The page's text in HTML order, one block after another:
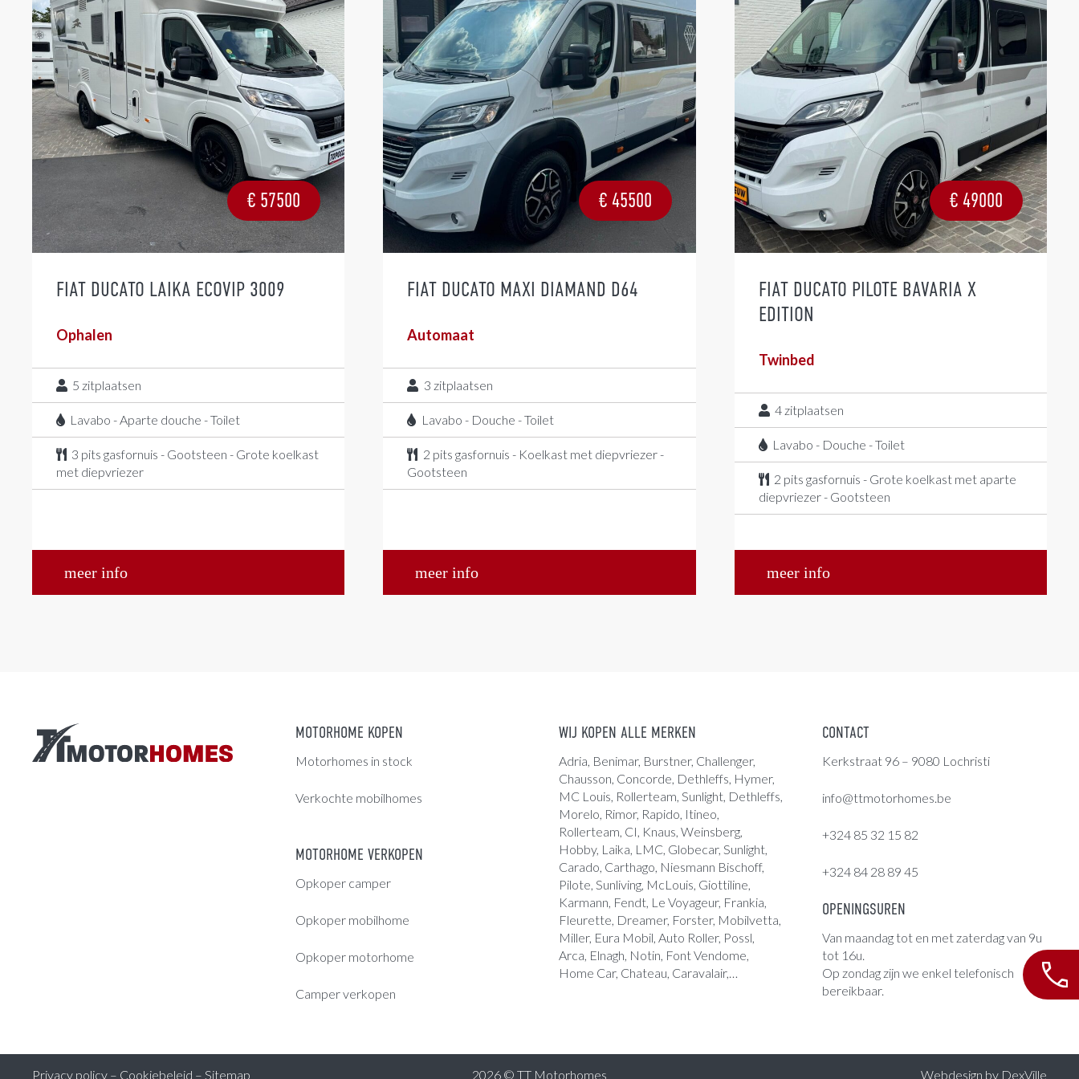
€ 57500
FIAT DUCATO LAIKA ECOVIP 3009
Ophalen
5 zitplaatsen
Lavabo - Aparte douche - Toilet
3 pits gasfornuis - Gootsteen - Grote koelkast
met diepvriezer
meer info
€ 45500
FIAT DUCATO MAXI DIAMAND D64
Automaat
3 zitplaatsen
Lavabo - Douche - Toilet
2 pits gasfornuis - Koelkast met diepvriezer -
Gootsteen
meer info
€ 49000
FIAT DUCATO PILOTE BAVARIA X
EDITION
Twinbed
4 zitplaatsen
Lavabo - Douche - Toilet
2 pits gasfornuis - Grote koelkast met aparte
diepvriezer - Gootsteen
meer info
MOTORHOME KOPEN
Motorhomes in stock
Verkochte mobilhomes
MOTORHOME VERKOPEN
Opkoper camper
Opkoper mobilhome
Opkoper motorhome
Camper verkopen
WIJ KOPEN ALLE MERKEN
Adria, Benimar, Burstner, Challenger,
Chausson, Concorde, Dethleffs, Hymer,
MC Louis, Rollerteam, Sunlight, Dethleffs,
Morelo, Rimor, Rapido, Itineo,
Rollerteam, CI, Knaus, Weinsberg,
Hobby, Laika, LMC, Globecar, Sunlight,
Carado, Carthago, Niesmann Bischoff,
Pilote, Sunliving, McLouis, Giottiline,
Karmann, Fendt, Le Voyageur, Frankia,
Fleurette, Dreamer, Forster, Mobilvetta,
Miller, Eura Mobil, Auto Roller, Possl,
Arca, Elnagh, Notin, Font Vendome,
Home Car, Chateau, Caravalair,…
CONTACT
Kerkstraat 96 – 9080 Lochristi
info@ttmotorhomes.be
+324 85 32 15 82
+324 84 28 89 45
OPENINGSUREN
Van maandag tot en met zaterdag van 9u
tot 16u.
Op zondag zijn we enkel telefonisch
bereikbaar.
Privacy policy – Cookiebeleid – Sitemap 2026 © TT Motorhomes Webdesign by DexVille